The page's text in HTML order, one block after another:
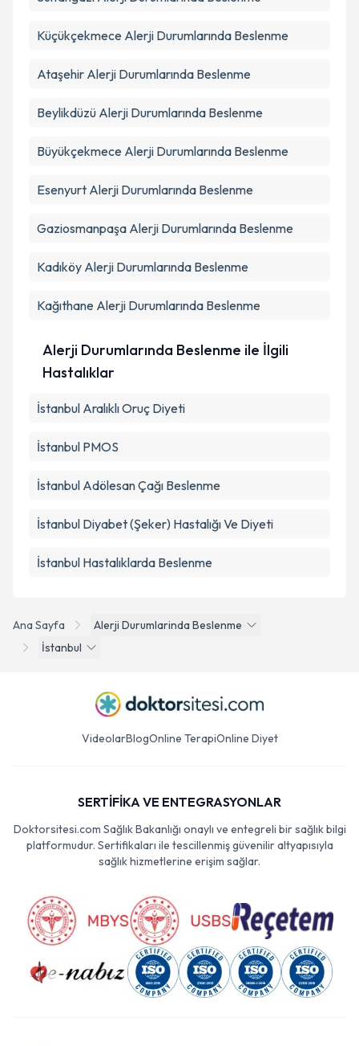
Ana Sayfa
Alerji Durumlarinda Beslenme
İstanbul
Küçükçekmece Alerji Durumlarında Beslenme
Ataşehir Alerji Durumlarında Beslenme
Beylikdüzü Alerji Durumlarında Beslenme
Büyükçekmece Alerji Durumlarında Beslenme
Esenyurt Alerji Durumlarında Beslenme
Gaziosmanpaşa Alerji Durumlarında Beslenme
Kadıköy Alerji Durumlarında Beslenme
Kağıthane Alerji Durumlarında Beslenme
Alerji Durumlarında Beslenme ile İlgili
Hastalıklar
İstanbul Aralıklı Oruç Diyeti
İstanbul PMOS
İstanbul Adölesan Çağı Beslenme
İstanbul Diyabet (Şeker) Hastalığı Ve Diyeti
İstanbul Hastalıklarda Beslenme
VideolarBlogOnline TerapiOnline Diyet
SERTİFİKA VE ENTEGRASYONLAR
Doktorsitesi.com Sağlık Bakanlığı onaylı ve entegreli bir sağlık bilgi
platformudur. Sertifikaları ile tescillenmiş güvenilir altyapısıyla
sağlık hizmetlerine erişim sağlar.